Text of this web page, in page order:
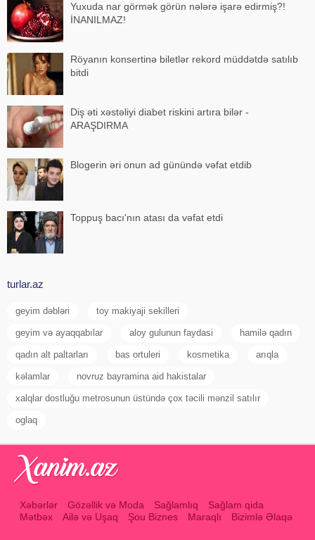
Yuxuda nar görmək görün nələrə işarə edirmiş?!
İNANILMAZ!
Röyanın konsertinə biletlər rekord müddətdə satılıb
bitdi
Diş əti xəstəliyi diabet riskini artıra bilər -
ARAŞDIRMA
Blogerin əri onun ad günündə vəfat etdib
Toppuş bacı'nın atası da vəfat etdi
turlar.az
geyim dəbləri toy makiyaji sekilleri
geyim və ayaqqabılar aloy gulunun faydasi hamilə qadın
qadın alt paltarları bas ortuleri kosmetika arıqla
kəlamlar novruz bayramina aid hakistalar
xalqlar dostluğu metrosunun üstündə çox təcili mənzil satılır
oglaq
Xəbərlər Gözəllik və Moda Sağlamlıq
Sağlam qida
Mətbəx
Ailə və Uşaq Şou Biznes Maraqlı Bizimlə Əlaqə